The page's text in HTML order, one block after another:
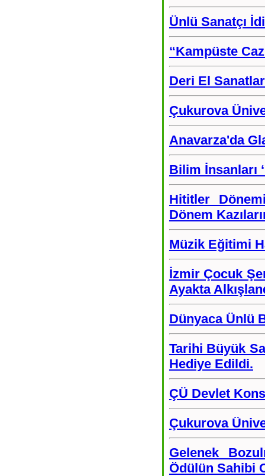
Ünlü Sanatçı
“Kampüste
Deri El
Çukurova
Anavarza'da
Bilim İnsanları
Hititler
Dönem
Müzik Eğitimi
İzmir Çocuk
Ayakta
Dünyaca Ünlü
Tarihi Büyük
Hediye Edildi.
ÇÜ Devlet
Çukurova
Gelenek
Ödülün Sahibi